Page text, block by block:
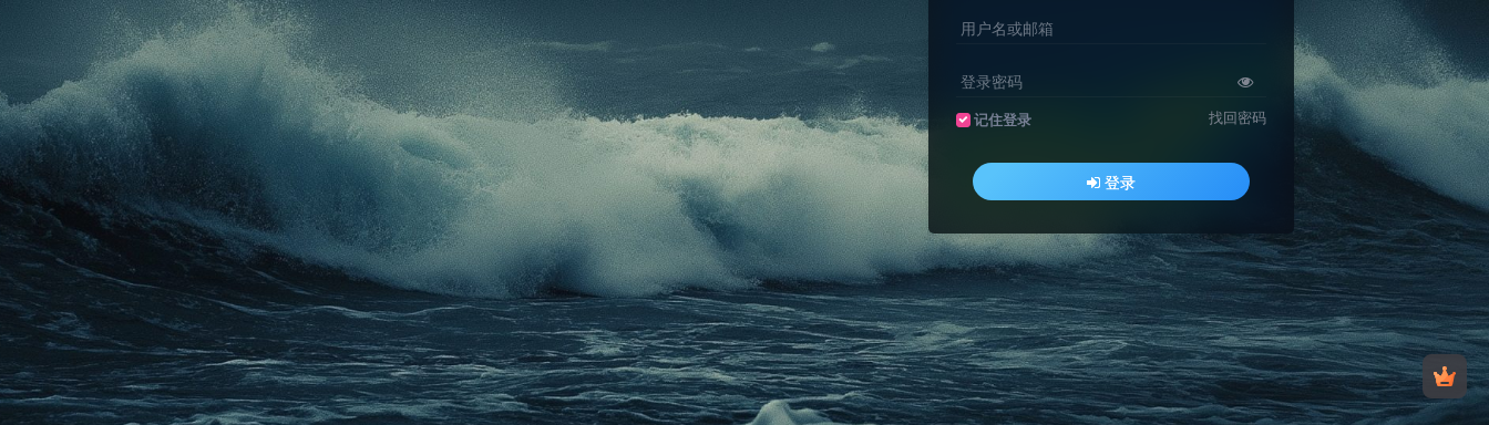
用户名或邮箱
登录密码
记住登录 找回密码
登录